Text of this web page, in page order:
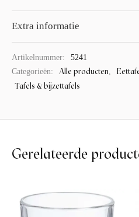
Extra informatie
Artikelnummer:
5241
Categorieën:
Alle producten
Tafels & bijzettafels
Gerelateerde